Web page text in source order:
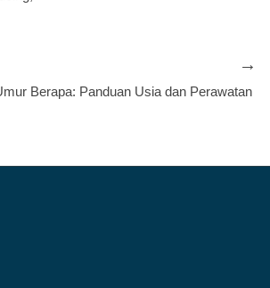
Berapa: Panduan Usia dan Perawatan